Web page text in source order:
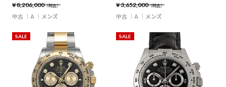
¥8,206,000（税込）
中古 A メンズ
¥3,652,000（税込）
中古 A メンズ
SALE SALE